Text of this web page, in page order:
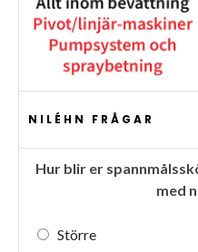
NILÉHN FRÅGAR
Hur blir er
med
Större